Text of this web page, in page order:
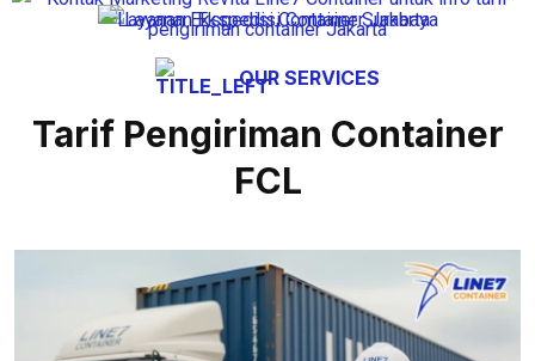
OUR SERVICES
Tarif Pengiriman Container
FCL